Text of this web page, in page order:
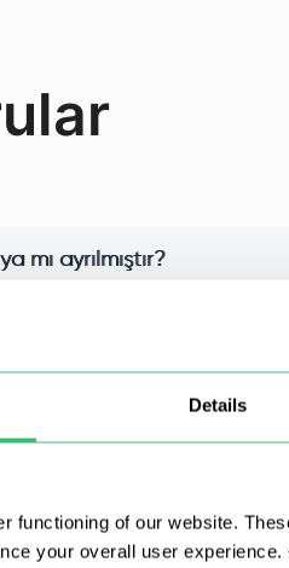
Details
functioning of our website.
your overall user
mı ayrılmıştır?
boyunca yalnızca sizin
süresi boyunca IP
musunuz?
nedir?